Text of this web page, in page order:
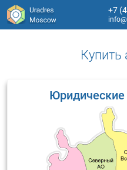
+7
Купить